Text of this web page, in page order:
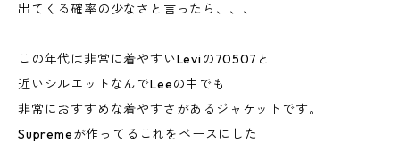
出てくる確率の少なさと言ったら、、、
この年代は非常に着やすいLeviの70507と
近いシルエットなんでLeeの中でも
非常におすすめな着やすさがあるジャケットです。
Supremeが作ってるこれをベースにした